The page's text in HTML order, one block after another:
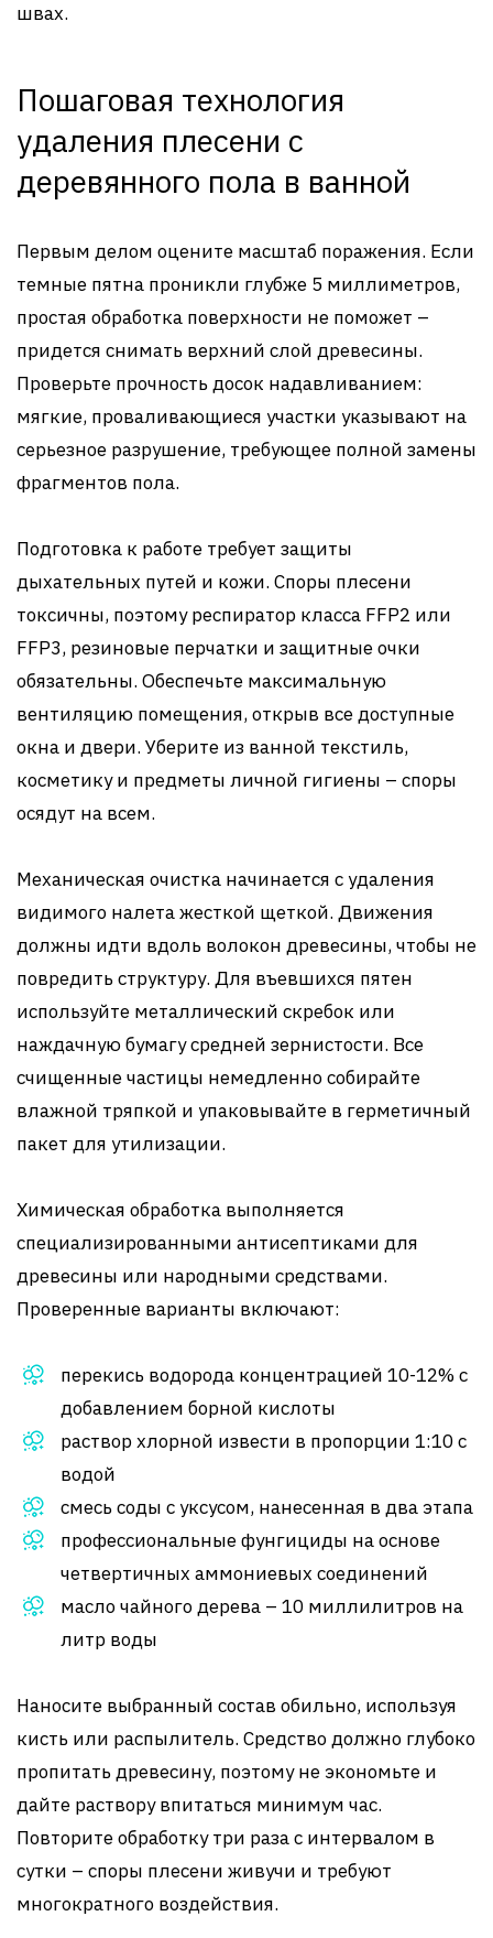
швах.
Пошаговая технология
удаления плесени с
деревянного пола в ванной
Первым делом оцените масштаб поражения. Если
темные пятна проникли глубже 5 миллиметров,
простая обработка поверхности не поможет –
придется снимать верхний слой древесины.
Проверьте прочность досок надавливанием:
мягкие, проваливающиеся участки указывают на
серьезное разрушение, требующее полной замены
фрагментов пола.
Подготовка к работе требует защиты
дыхательных путей и кожи. Споры плесени
токсичны, поэтому респиратор класса FFP2 или
FFP3, резиновые перчатки и защитные очки
обязательны. Обеспечьте максимальную
вентиляцию помещения, открыв все доступные
окна и двери. Уберите из ванной текстиль,
косметику и предметы личной гигиены – споры
осядут на всем.
Механическая очистка начинается с удаления
видимого налета жесткой щеткой. Движения
должны идти вдоль волокон древесины, чтобы не
повредить структуру. Для въевшихся пятен
используйте металлический скребок или
наждачную бумагу средней зернистости. Все
счищенные частицы немедленно собирайте
влажной тряпкой и упаковывайте в герметичный
пакет для утилизации.
Химическая обработка выполняется
специализированными антисептиками для
древесины или народными средствами.
Проверенные варианты включают:
перекись водорода концентрацией 10-12% с
добавлением борной кислоты
раствор хлорной извести в пропорции 1:10 с
водой
смесь соды с уксусом, нанесенная в два этапа
профессиональные фунгициды на основе
четвертичных аммониевых соединений
масло чайного дерева – 10 миллилитров на
литр воды
Наносите выбранный состав обильно, используя
кисть или распылитель. Средство должно глубоко
пропитать древесину, поэтому не экономьте и
дайте раствору впитаться минимум час.
Повторите обработку три раза с интервалом в
сутки – споры плесени живучи и требуют
многократного воздействия.